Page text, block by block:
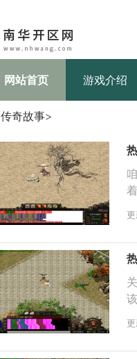
网站首页 游戏介绍
传奇故事>